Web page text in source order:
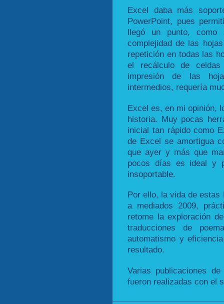
Excel daba más
PowerPoint, pues
llegó un punto, como
complejidad de las
repetición en todas las
el recálculo de
impresión de las
intermedios, requería
Excel es, en mi opinión,
historia. Muy pocas
inicial tan rápido como
de Excel se amortigua
que ayer y más que
pocos días es ideal y
insoportable.
Por ello, la vida de estas
a mediados 2009,
retome la exploración
traducciones de
automatismo y
resultado.
Varias publicaciones
fueron realizadas con el